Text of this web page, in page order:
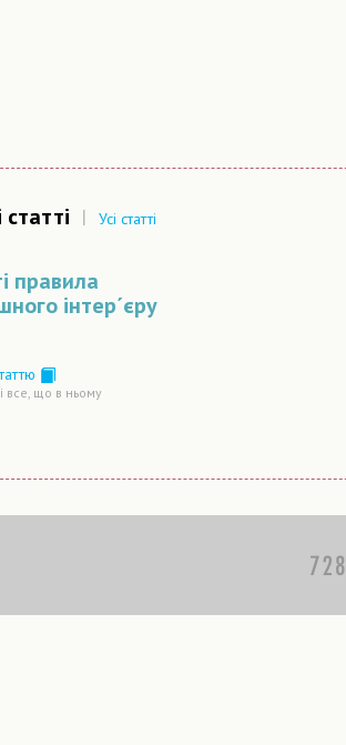
| Усі статті
правила
інтер´єру
все, що в ньому